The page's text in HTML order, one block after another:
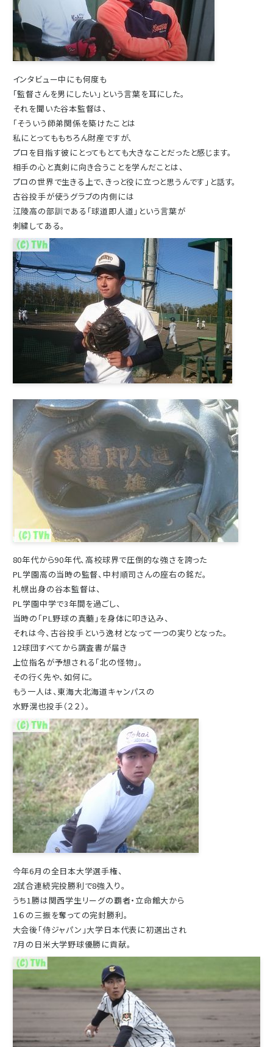
インタビュー中にも何度も
「監督さんを男にしたい」という言葉を耳にした。
それを聞いた谷本監督は、
「そういう師弟関係を築けたことは
私にとってももちろん財産ですが、
プロを目指す彼にとってもとても大きなことだったと感じます。
相手の心と真剣に向き合うことを学んだことは、
プロの世界で生きる上で、きっと役に立つと思うんです」と話す。
古谷投手が使うグラブの内側には
江陵高の部訓である「球道即人道」という言葉が
刺繍してある。
80年代から90年代、高校球界で圧倒的な強さを誇った
PL学園高の当時の監督、中村順司さんの座右の銘だ。
札幌出身の谷本監督は、
PL学園中学で3年間を過ごし、
当時の「PL野球の真髄」を身体に叩き込み、
それは今、古谷投手という逸材となって一つの実りとなった。
12球団すべてから調査書が届き
上位指名が予想される「北の怪物」。
その行く先や、如何に。
もう一人は、東海大北海道キャンパスの
水野滉也投手（２２）。
今年6月の全日本大学選手権、
2試合連続完投勝利で8強入り。
うち1勝は関西学生リーグの覇者・立命館大から
１６の三振を奪っての完封勝利。
大会後「侍ジャパン」大学日本代表に初選出され
7月の日米大学野球優勝に貢献。